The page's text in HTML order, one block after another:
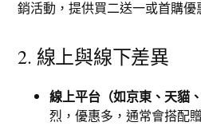
銷活動，提供買二送一或首購優
2. 線上與線下差異
線上平台（如京東、天貓、
烈，優惠多，通常會搭配